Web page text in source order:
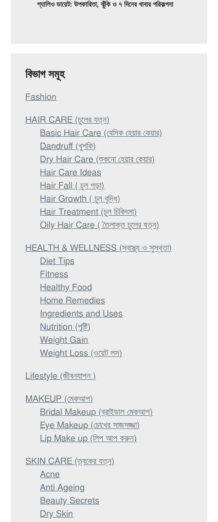
প্যালিও ডায়েট: উপকারিতা, ঝুঁকি ও ৭ দিনের খাবার পরিকল্পনা
বিভাগ সমূহ
Fashion
HAIR CARE (চুলের যত্ন)
Basic Hair Care (বেসিক হেয়ার কেয়ার)
Dandruff (খুশকি)
Dry Hair Care (শুকনো হেয়ার কেয়ার)
Hair Care Ideas
Hair Fall ( চুল পড়া)
Hair Growth ( চুল বৃদ্ধি)
Hair Treatment (চুল চিকিৎসা)
Oily Hair Care ( তৈলাক্ত চুলের যত্ন)
HEALTH & WELLNESS (স্বাস্থ্য ও সুস্থতা)
Diet Tips
Fitness
Healthy Food
Home Remedies
Ingredients and Uses
Nutrition (পুষ্টি)
Weight Gain
Weight Loss (ওয়েট লস)
Lifestyle (জীবনযাপন )
MAKEUP (মেকআপ)
Bridal Makeup (ব্রাইডাল মেকআপ)
Eye Makeup (চোখের সাজসজ্জা)
Lip Make up (লিপ আপ করুন)
SKIN CARE (ত্বকের যত্ন)
Acne
Anti Ageing
Beauty Secrets
Dry Skin